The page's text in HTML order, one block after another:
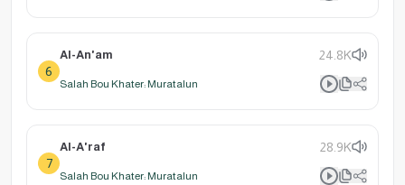
6
Al-An'am 24.8K
Salah Bou Khater: Muratalun
7
Al-A'raf 28.9K
Salah Bou Khater: Muratalun